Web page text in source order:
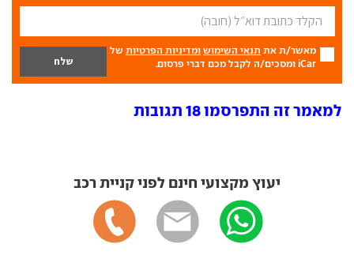
מאשר/ת את תנאי השימוש ומדיניות הפרטיות של
iCar ומסכים/ה לקבל מכם דברי פרסום.
למאמר זה התפרסמו 18 תגובות
יעוץ מקצועי חינם לפני קניית רכב